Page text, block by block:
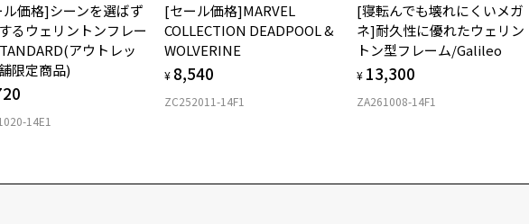
価格]シーンを選ばず
るウェリントンフレー
アウトレッ
限定商品)
14E1
[セール価格]MARVEL
COLLECTION DEADPOOL &
WOLVERINE
¥ 8,540
ZC252011-14F1
[寝転んでも壊れにくいメガ
ネ]耐久性に優れたウェリン
トン型フレーム/Galileo
¥ 13,300
ZA261008-14F1